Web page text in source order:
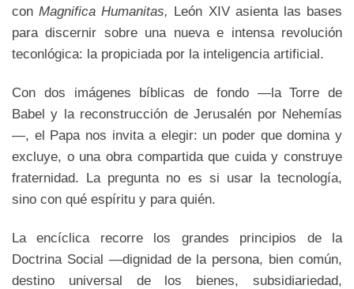
conMagnifica Humanitas, León XIV asienta las bases
para discernir sobre una nueva e intensa revolución
teconlógica: la propiciada por la inteligencia artificial.
Con dos imágenes bíblicas de fondo —la Torre de
Babel y la reconstrucción de Jerusalén por Nehemías
—, el Papa nos invita a elegir: un poder que domina y
excluye, o una obra compartida que cuida y construye
fraternidad. La pregunta no es si usar la tecnología,
sino con qué espíritu y para quién.
La encíclica recorre los grandes principios de la
Doctrina Social —dignidad de la persona, bien común,
destino universal de los bienes, subsidiariedad,